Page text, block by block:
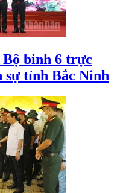
binh 6 trực
sự tỉnh Bắc Ninh